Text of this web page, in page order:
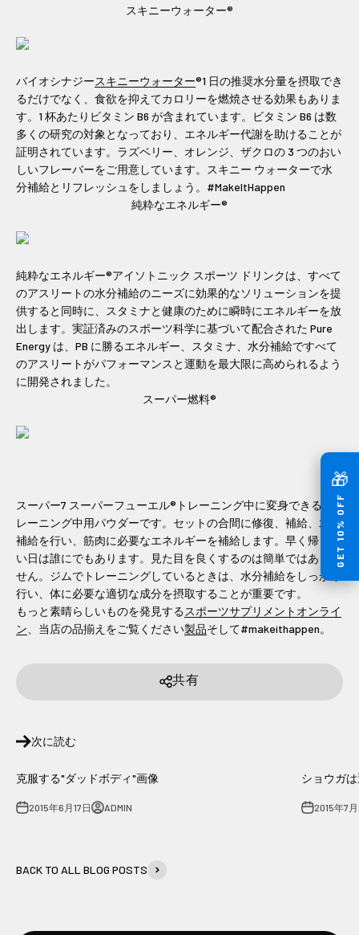
🎁
GET 10% OFF
スキニーウォーター®
バイオシナジースキニーウォーター®1 日の推奨水分量を摂取でき
るだけでなく、食欲を抑えてカロリーを燃焼させる効果もありま
す。1 杯あたりビタミン B6 が含まれています。ビタミン B6 は数
多くの研究の対象となっており、エネルギー代謝を助けることが
証明されています。ラズベリー、オレンジ、ザクロの 3 つのおい
しいフレーバーをご用意しています。スキニー ウォーターで水
分補給とリフレッシュをしましょう。#MakeItHappen
純粋なエネルギー®
純粋なエネルギー®アイソトニック スポーツ ドリンクは、すべて
のアスリートの水分補給のニーズに効果的なソリューションを提
供すると同時に、スタミナと健康のために瞬時にエネルギーを放
出します。実証済みのスポーツ科学に基づいて配合された Pure
Energy は、PB に勝るエネルギー、スタミナ、水分補給ですべて
のアスリートがパフォーマンスと運動を最大限に高められるよう
に開発されました。
スーパー燃料®
スーパー7 スーパーフューエル®トレーニング中に変身できるト
レーニング中用パウダーです。セットの合間に修復、補給、水分
補給を行い、筋肉に必要なエネルギーを補給します。早く帰りた
い日は誰にでもあります。見た目を良くするのは簡単ではありま
せん。ジムでトレーニングしているときは、水分補給をしっかり
行い、体に必要な適切な成分を摂取することが重要です。
もっと素晴らしいものを発見するスポーツサプリメントオンライ
ン 、当店の品揃えをご覧ください製品そして#makeithappen。
共有
次に読む
克服する"ダッドボディ"画像
2015年6月17日 ADMIN
ショウガ
2015年7
BACK TO ALL BLOG POSTS